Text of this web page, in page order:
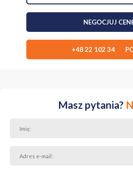
- Poznań ok 70 km
NEGOCJUJ
+48 22 102 34
Masz pytania?